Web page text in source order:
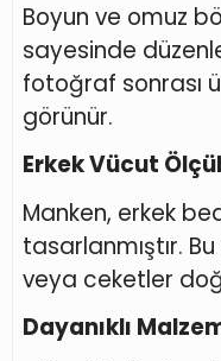
Boyun ve omuz
sayesinde
fotoğraf sonrası
görünür.
Erkek Vücut
Manken, erkek
tasarlanmıştır.
veya ceketler
Dayanıklı